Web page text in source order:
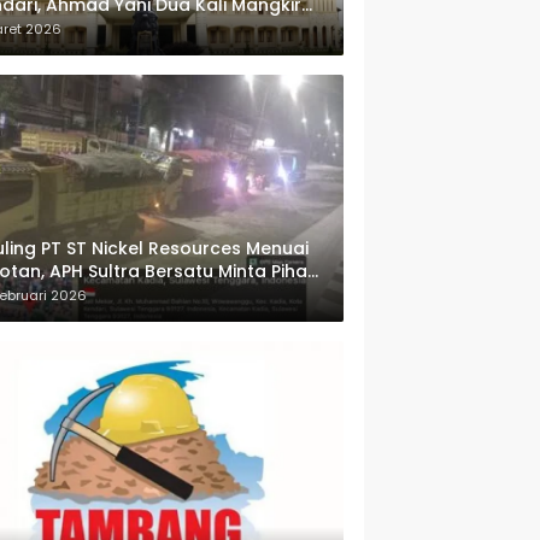
Ahmad Yani Dua Kali Mangkir
Panggilan Polda Sultra
2026
PT ST Nickel Resources Menuai
APH Sultra Bersatu Minta Pihak
Bertindak
2026